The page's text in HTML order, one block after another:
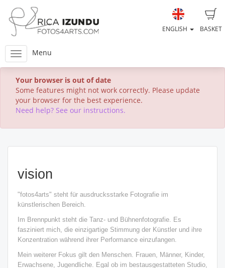
BASKET
ENGLISH
Menu
Your browser is out of date
Some features might not work correctly. Please update
your browser for the best experience.
Need help? See our instructions.
vision
"fotos4arts" steht für ausdrucksstarke Fotografie im
künstlerischen Bereich.
Im Brennpunkt steht die Tanz- und Bühnenfotografie. Es
fasziniert mich, die einzigartige Stimmung der Künstler und ihre
Konzentration während ihrer Performance einzufangen.
Mein weiterer Fokus gilt den Menschen. Frauen, Männer, Kinder,
Erwachsene, Jugendliche. Egal ob im bestausgestatteten Studio,